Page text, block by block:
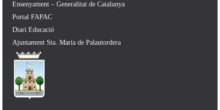
Ensenyament – Generalitat de Catalunya
Portal FAPAC
Diari Educació
Ajuntament Sta. Maria de Palautordera